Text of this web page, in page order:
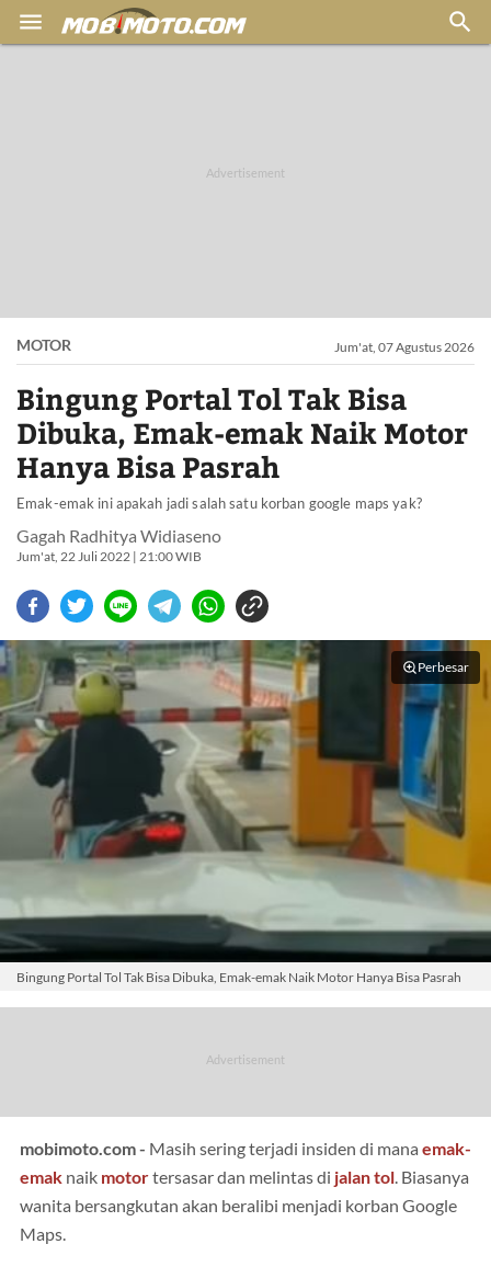
 
MOTOR Jum'at, 07 Agustus 2026
Bingung Portal Tol Tak Bisa
Dibuka, Emak-emak Naik Motor
Hanya Bisa Pasrah
Emak-emak ini apakah jadi salah satu korban google maps yak?
Gagah Radhitya Widiaseno
Jum'at, 22 Juli 2022 | 21:00 WIB
Perbesar
Bingung Portal Tol Tak Bisa Dibuka, Emak-emak Naik Motor Hanya Bisa Pasrah
mobimoto.com - Masih sering terjadi insiden di mana emak-
emak naik motortersasar dan melintas di jalan tol. Biasanya
wanita bersangkutan akan beralibi menjadi korban Google
Maps.